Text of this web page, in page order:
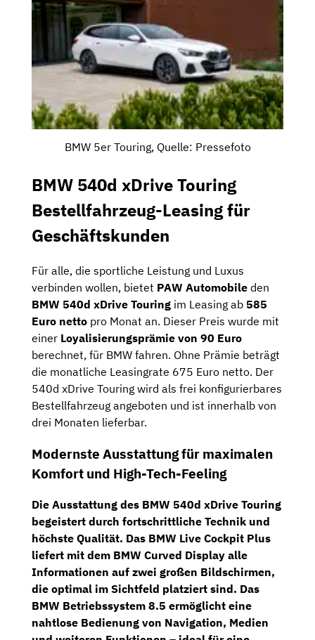
BMW 5er Touring, Quelle: Pressefoto
BMW 540d xDrive Touring
Bestellfahrzeug-Leasing für
Geschäftskunden
Für alle, die sportliche Leistung und Luxus
verbinden wollen, bietet PAW Automobile den
BMW 540d xDrive Touring im Leasing ab 585
Euro netto pro Monat an. Dieser Preis wurde mit
einer Loyalisierungsprämie von 90 Euro
berechnet, für BMW fahren. Ohne Prämie beträgt
die monatliche Leasingrate 675 Euro netto. Der
540d xDrive Touring wird als frei konfigurierbares
Bestellfahrzeug angeboten und ist innerhalb von
drei Monaten lieferbar.
Modernste Ausstattung für maximalen
Komfort und High-Tech-Feeling
Die Ausstattung des BMW 540d xDrive Touring
begeistert durch fortschrittliche Technik und
höchste Qualität. Das BMW Live Cockpit Plus
liefert mit dem BMW Curved Display alle
Informationen auf zwei großen Bildschirmen,
die optimal im Sichtfeld platziert sind. Das
BMW Betriebssystem 8.5 ermöglicht eine
nahtlose Bedienung von Navigation, Medien